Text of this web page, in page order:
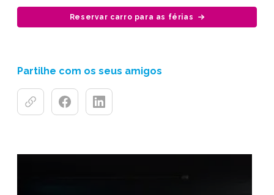
Partilhe com os seus amigos
Reservar carro para as férias